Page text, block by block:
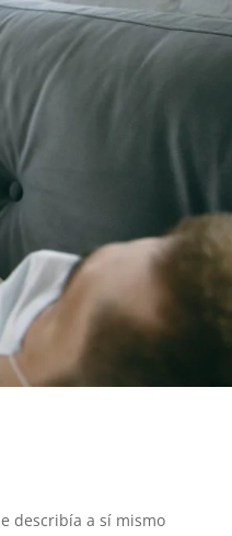
describía a sí mismo